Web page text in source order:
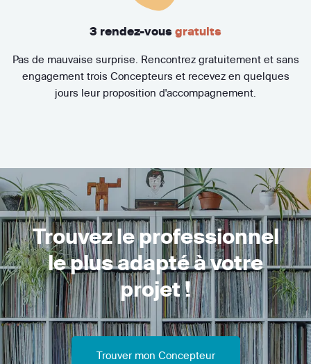
3 rendez-vous gratuits
Pas de mauvaise surprise. Rencontrez gratuitement et sans
engagement trois Concepteurs et recevez en quelques
jours leur proposition d'accompagnement.
Trouvez le professionnel
le plus adapté à votre
projet !
Trouver mon Concepteur